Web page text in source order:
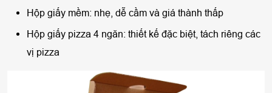
Hộp giấy mềm: nhẹ, dễ cầm và giá thành thấp
Hộp giấy pizza 4 ngăn: thiết kế đặc biệt, tách riêng các
vị pizza